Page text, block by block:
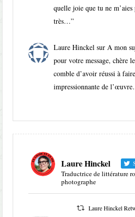
quelle joie que tu ne m’aies
très…”
Laure Hinckel surA mon
pour votre message, chère
comble d’avoir réussi à
impressionnante de
Laure Hinckel
Traductrice de littérature
photographe
Laure Hinckel